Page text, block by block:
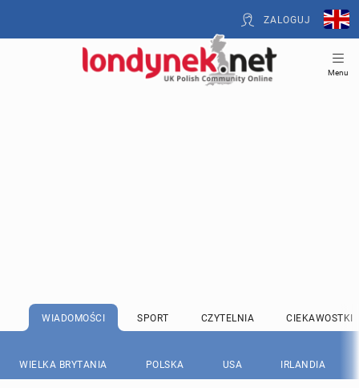
ZALOGUJ
Menu
WIADOMOŚCI SPORT CZYTELNIA CIEKAWOSTKI
WIELKA BRYTANIA POLSKA USA IRLANDIA